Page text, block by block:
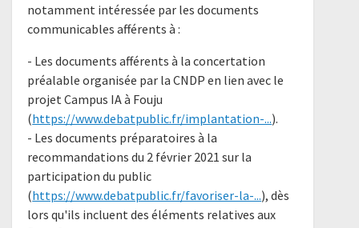
notamment intéressée par les documents
communicables afférents à :
- Les documents afférents à la concertation
préalable organisée par la CNDP en lien avec le
projet Campus IA à Fouju
(https://www.debatpublic.fr/implantation-...).
- Les documents préparatoires à la
recommandations du 2 février 2021 sur la
participation du public
(https://www.debatpublic.fr/favoriser-la-...), dès
lors qu'ils incluent des éléments relatives aux